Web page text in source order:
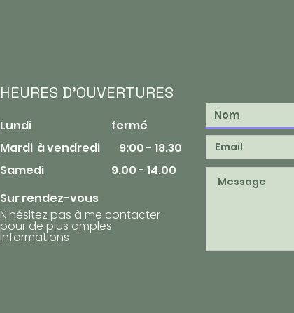
HEURES D'OUVERTURES
Lundi fermé​
Mardi à vendredi 9:00 - 18.30
Samedi 9.00 - 14.00
Sur rendez-vous
N'hésitez pas à me contacter
pour de plus amples
informations